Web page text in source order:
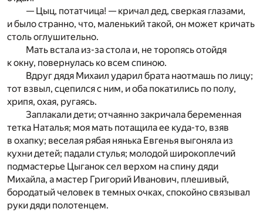
— Цыц, потатчица! — кричал дед, сверкая глазами,
и было странно, что, маленький такой, он может кричать
столь оглушительно.
Мать встала из-за стола и, не торопясь отойдя
к окну, повернулась ко всем спиною.
Вдруг дядя Михаил ударил брата наотмашь по лицу;
тот взвыл, сцепился с ним, и оба покатились по полу,
хрипя, охая, ругаясь.
Заплакали дети; отчаянно закричала беременная
тетка Наталья; моя мать потащила ее куда-то, взяв
в охапку; веселая рябая нянька Евгенья выгоняла из
кухни детей; падали стулья; молодой широкоплечий
подмастерье Цыганок сел верхом на спину дяди
Михайла, а мастер Григорий Иванович, плешивый,
бородатый человек в темных очках, спокойно связывал
руки дяди полотенцем.